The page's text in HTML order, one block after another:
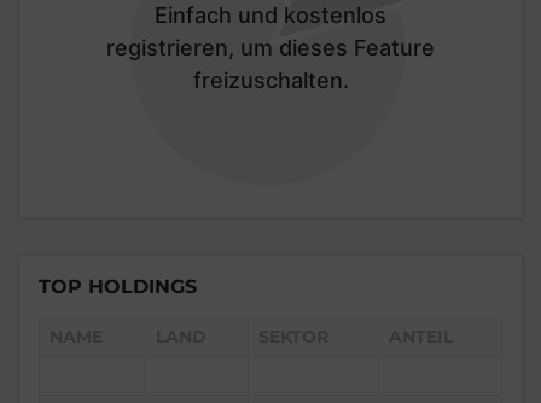
Einfach und kostenlos
registrieren, um dieses Feature
freizuschalten.
TOP HOLDINGS